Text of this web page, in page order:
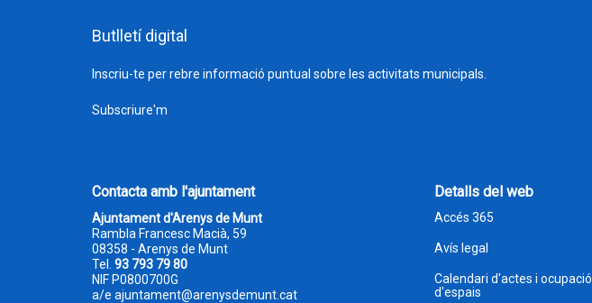
Butlletí digital
Inscriu-te per rebre informació puntual sobre les activitats municipals.
Subscriure'm
Contacta amb l'ajuntament
Ajuntament d'Arenys de Munt
Rambla Francesc Macià, 59
08358 - Arenys de Munt
Tel. 93 793 79 80
NIF P0800700G
a/e ajuntament@arenysdemunt.cat
Detalls del web
Accés 365
Avís legal
Calendari d'actes i ocupació
d'espais